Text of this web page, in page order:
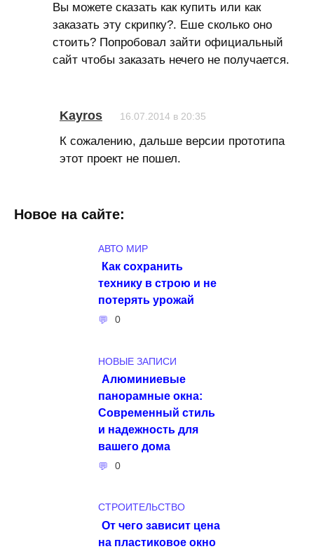
Вы можете сказать как купить или как
заказать эту скрипку?. Еше сколько оно
стоить? Попробовал зайти официальный
сайт чтобы заказать нечего не получается.
Kayros 16.07.2014 в 20:35
К сожалению, дальше версии прототипа
этот проект не пошел.
Новое на сайте:
АВТО МИР
Как сохранить
технику в строю и не
потерять урожай
0
НОВЫЕ ЗАПИСИ
Алюминиевые
панорамные окна:
Современный стиль
и надежность для
вашего дома
0
СТРОИТЕЛЬСТВО
От чего зависит цена
на пластиковое окно